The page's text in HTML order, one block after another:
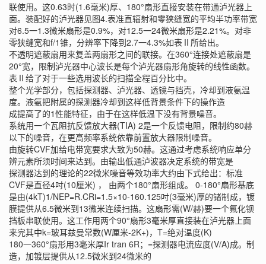
联使用。这0.63时(1.6毫米)厚、180°扇形直接安装在带通泸光器上
面。装配好的泸光器见图4.表准直辐射和零狭缝宽的平均半功率带宽
对6.5一1.3微米扇形是0.9%，对12.5一24微米扇形是2.21%。对非
零狭缝宽和f/1锥，分辨率下降到2.7一4.3%如表Ⅱ所给出。
不透明遮蔽扇用来复盖两扇形之间的联接。在360°连接处遮蔽扇是
20°宽，限制泸光器中心波长是每个泸光器扇形角旋转的线性函数。
表Ⅱ给了对于一些选用波长的扫描全程百分比中。
整个光学部分，包括探测器、泸光器、透镜与挡壳，冷却到液氨温
度。液氨把附属的探测器冷却到这样低背景条件下的操作造
成提高了的1性能特征，由于在这样低温下没有背景噪音。
系统用一个瓦阻抗反馈放大器(TIA) 2是一个反馈电阻，限制约80赫
以下的噪音，在更高频率系统依靠前置放大器限制噪音。
由旋转CVF加给电带宽要求大致为50赫。这通过考虑系统响应单分
辨元素所须时间来达到。由输出低通泸波器决定系统的带宽是
探测器达到的理论的22微米噪音等效功率大约由下式给出：标准
CVF是直径4吋(10厘米) ， 由两个180°扇形组成。 0-180°扇形基底
是由(4kT)1/NEP=R.CRi=1.5×10-160.125吋(3毫米)厚的锗制成，镀
膜提供从6.5微米到13微米连续扫描。这扇形需(W/赫)要一个氟化钡
挡板串联使用。这工作用两个90°扇形3毫米厚直接装在泸光器上面
来完其中k=玻耳兹曼常数(W厘米-2K+)，T=绝对温度(K)
180一360°扇形用3毫米厚Ir tran 6R；=探测器电流应度(V/A)成。制
造，加镀层提供从12.5微米到24微米的